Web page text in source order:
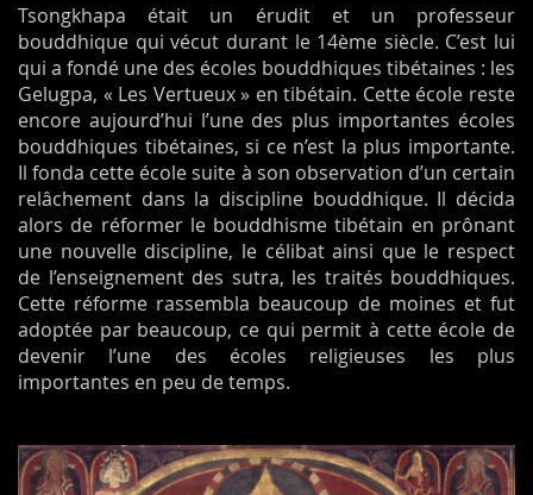
Tsongkhapa était un érudit et un professeur
bouddhique qui vécut durant le 14ème siècle. C’est lui
qui a fondé une des écoles bouddhiques tibétaines : les
Gelugpa, « Les Vertueux » en tibétain. Cette école reste
encore aujourd’hui l’une des plus importantes écoles
bouddhiques tibétaines, si ce n’est la plus importante.
Il fonda cette école suite à son observation d’un certain
relâchement dans la discipline bouddhique. Il décida
alors de réformer le bouddhisme tibétain en prônant
une nouvelle discipline, le célibat ainsi que le respect
de l’enseignement des sutra, les traités bouddhiques.
Cette réforme rassembla beaucoup de moines et fut
adoptée par beaucoup, ce qui permit à cette école de
devenir l’une des écoles religieuses les plus
importantes en peu de temps.